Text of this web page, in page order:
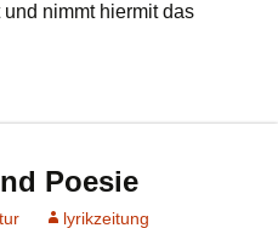
nimmt hiermit das
Poesie
lyrikzeitung